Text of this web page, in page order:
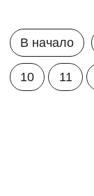
В начало
10 11